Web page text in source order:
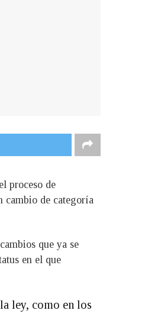
proceso de
cambio de categoría
que ya se
en el que
ley, como en los